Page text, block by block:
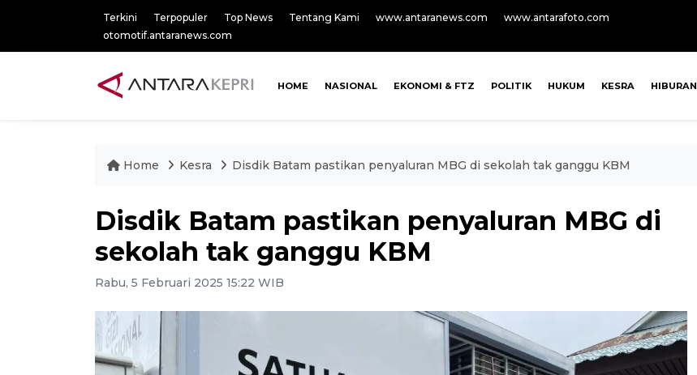
Terkini Terpopuler Top News Tentang Kami www.antaranews.com
www.antarafoto.com
otomotif.antaranews.com
HOME NASIONAL EKONOMI & FTZ POLITIK HUKUM KESRA HIBURAN
Home Kesra Disdik Batam pastikan penyaluran MBG di sekolah tak ganggu KBM
Disdik Batam pastikan penyaluran MBG di
sekolah tak ganggu KBM
Rabu, 5 Februari 2025 15:22 WIB